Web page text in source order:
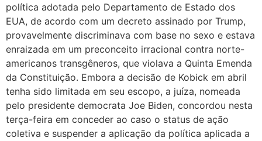
política adotada pelo Departamento de Estado dos
EUA, de acordo com um decreto assinado por Trump,
provavelmente discriminava com base no sexo e estava
enraizada em um preconceito irracional contra norte-
americanos transgêneros, que violava a Quinta Emenda
da Constituição. Embora a decisão de Kobick em abril
tenha sido limitada em seu escopo, a juíza, nomeada
pelo presidente democrata Joe Biden, concordou nesta
terça-feira em conceder ao caso o status de ação
coletiva e suspender a aplicação da política aplicada a